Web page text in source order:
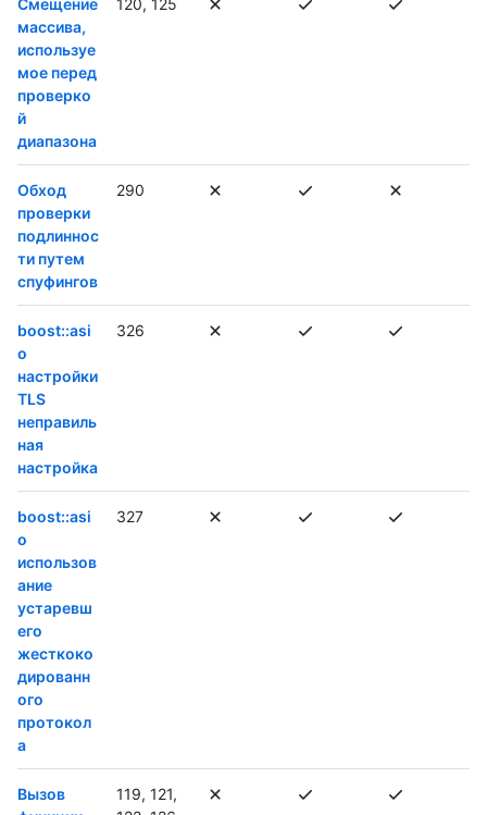
Смещение
массива,
используе
мое перед
проверко
й
диапазона
120, 125
Обход
проверки
подлиннос
ти путем
спуфингов
290
boost::asi
o
настройки
TLS
неправиль
ная
настройка
326
boost::asi
o
использов
ание
устаревш
его
жесткоко
дированн
ого
протокол
а
327
Вызов
119, 121,